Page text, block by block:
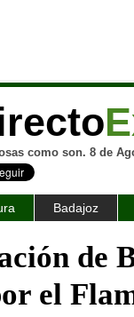
como son. 8 de
Badajoz
de
el